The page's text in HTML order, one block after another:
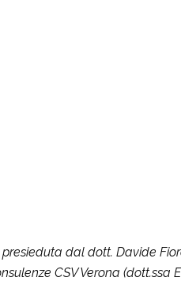
dal dott. Davide
CSV Verona (dott.ssa